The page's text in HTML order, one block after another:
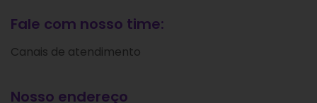
Fale com nosso time:
Canais de atendimento
Nosso endereço